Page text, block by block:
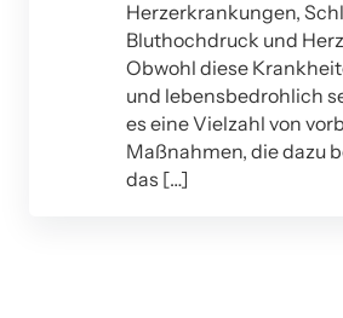
Herzerkrankungen,
Bluthochdruck und
Obwohl diese
und lebensbedrohlich
es eine Vielzahl von
Maßnahmen, die dazu
das […]